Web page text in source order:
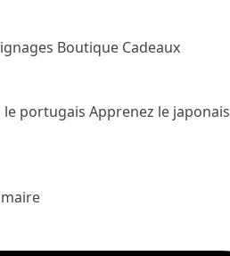
Boutique Cadeaux
le portugais Apprenez le japonais